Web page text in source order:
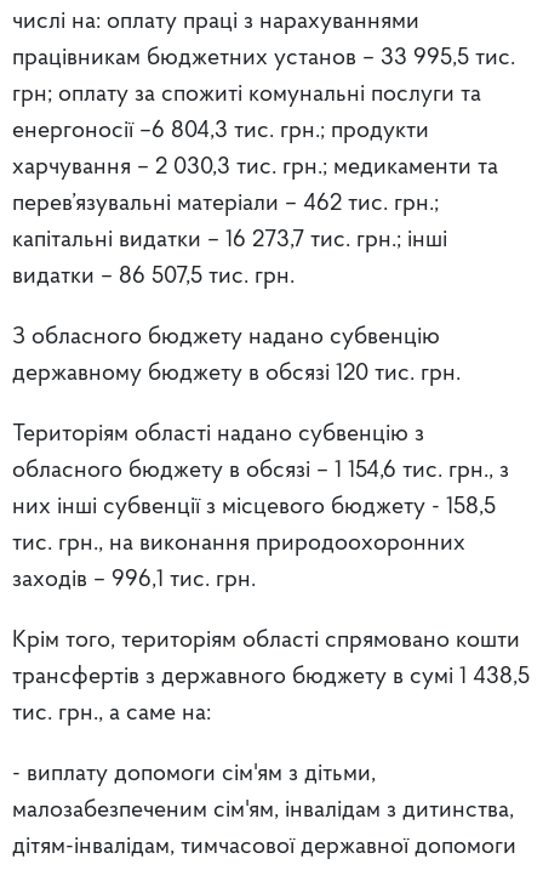
числі на: оплату праці з нарахуваннями
працівникам бюджетних установ – 33 995,5 тис.
грн; оплату за спожиті комунальні послуги та
енергоносії –6 804,3 тис. грн.; продукти
харчування – 2 030,3 тис. грн.; медикаменти та
перев’язувальні матеріали – 462 тис. грн.;
капітальні видатки – 16 273,7 тис. грн.; інші
видатки – 86 507,5 тис. грн.
З обласного бюджету надано субвенцію
державному бюджету в обсязі 120 тис. грн.
Територіям області надано субвенцію з
обласного бюджету в обсязі – 1 154,6 тис. грн., з
них інші субвенції з місцевого бюджету - 158,5
тис. грн., на виконання природоохоронних
заходів – 996,1 тис. грн.
Крім того, територіям області спрямовано кошти
трансфертів з державного бюджету в сумі 1 438,5
тис. грн., а саме на:
- виплату допомоги сім'ям з дітьми,
малозабезпеченим сім'ям, інвалідам з дитинства,
дітям-інвалідам, тимчасової державної допомоги